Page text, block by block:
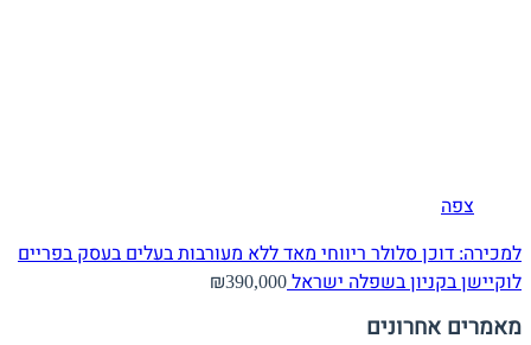
צפה
למכירה: דוכן סלולר ריווחי מאד ללא מעורבות בעלים בעסק בפריים
לוקיישן בקניון בשפלה ישראל ₪390,000
מאמרים אחרונים